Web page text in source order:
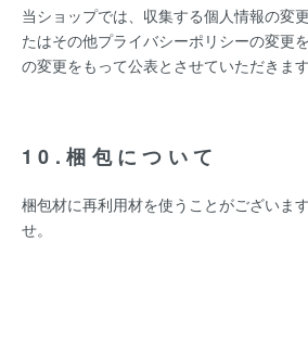
当ショップでは、収集する個人情報の変
たはその他プライバシーポリシーの変更
の変更をもって公表とさせていただきます
10.梱包について
梱包材に再利用材を使うことがございま
せ。